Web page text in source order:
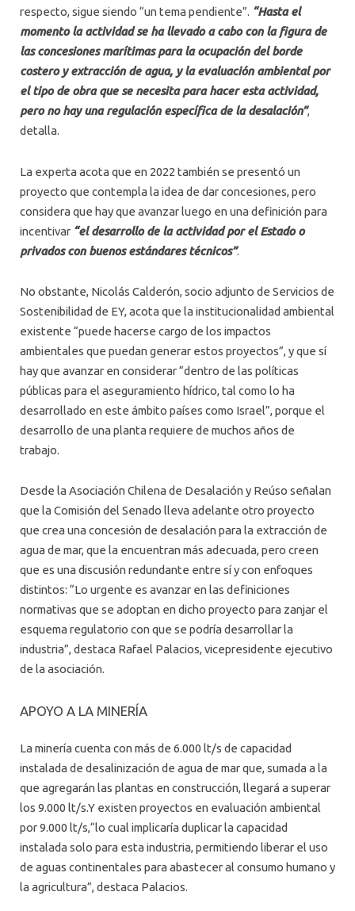
respecto, sigue siendo “un tema pendiente”. “Hasta el
momento la actividad se ha llevado a cabo con la figura de
las concesiones marítimas para la ocupación del borde
costero y extracción de agua, y la evaluación ambiental por
el tipo de obra que se necesita para hacer esta actividad,
pero no hay una regulación específica de la desalación”,
detalla.
La experta acota que en 2022 también se presentó un
proyecto que contempla la idea de dar concesiones, pero
considera que hay que avanzar luego en una definición para
incentivar “el desarrollo de la actividad por el Estado o
privados con buenos estándares técnicos”.
No obstante, Nicolás Calderón, socio adjunto de Servicios de
Sostenibilidad de EY, acota que la institucionalidad ambiental
existente “puede hacerse cargo de los impactos
ambientales que puedan generar estos proyectos”, y que sí
hay que avanzar en considerar “dentro de las políticas
públicas para el aseguramiento hídrico, tal como lo ha
desarrollado en este ámbito países como Israel”, porque el
desarrollo de una planta requiere de muchos años de
trabajo.
Desde la Asociación Chilena de Desalación y Reúso señalan
que la Comisión del Senado lleva adelante otro proyecto
que crea una concesión de desalación para la extracción de
agua de mar, que la encuentran más adecuada, pero creen
que es una discusión redundante entre sí y con enfoques
distintos: “Lo urgente es avanzar en las definiciones
normativas que se adoptan en dicho proyecto para zanjar el
esquema regulatorio con que se podría desarrollar la
industria”, destaca Rafael Palacios, vicepresidente ejecutivo
de la asociación.
APOYO A LA MINERÍA
La minería cuenta con más de 6.000 lt/s de capacidad
instalada de desalinización de agua de mar que, sumada a la
que agregarán las plantas en construcción, llegará a superar
los 9.000 lt/s.Y existen proyectos en evaluación ambiental
por 9.000 lt/s,“lo cual implicaría duplicar la capacidad
instalada solo para esta industria, permitiendo liberar el uso
de aguas continentales para abastecer al consumo humano y
la agricultura”, destaca Palacios.